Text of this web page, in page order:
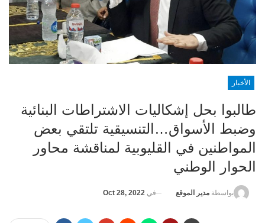
الأخبار
طالبوا بحل إشكاليات الاشتراطات البنائية
وضبط الأسواق…التنسيقية تلتقي بعض
المواطنين في القليوبية لمناقشة محاور
الحوار الوطني
بواسطة مدير الموقع في Oct 28, 2022